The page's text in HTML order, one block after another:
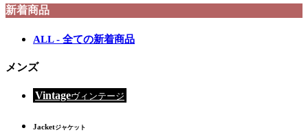
新着商品
ALL - 全ての新着商品
メンズ
Vintageヴィンテージ
Jacketジャケット